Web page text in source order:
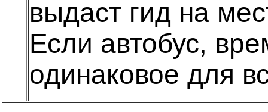
выдаст гид на
Если автобус,
одинаковое для